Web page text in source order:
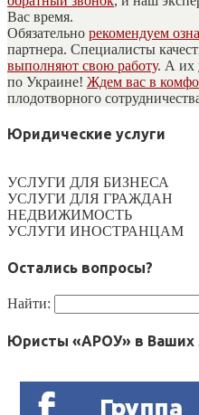
Вас время.
Обязательно рекомендуем
партнера. Специалисты
выполняют свою работу. А их
по Украине! Ждем вас в
плодотворного
Юридические услуги
УСЛУГИ ДЛЯ БИЗНЕСА
УСЛУГИ ДЛЯ ГРАЖДАН
НЕДВИЖИМОСТЬ
УСЛУГИ ИНОСТРАНЦАМ
Остались вопросы?
Найти:
Юристы «АРОУ» в Ваших